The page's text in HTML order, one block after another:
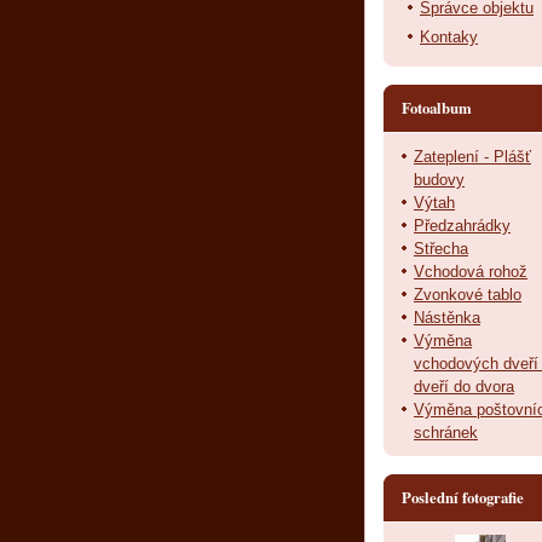
Správce objektu
Kontaky
Fotoalbum
Zateplení - Plášť
budovy
Výtah
Předzahrádky
Střecha
Vchodová rohož
Zvonkové tablo
Nástěnka
Výměna
vchodových dveří
dveří do dvora
Výměna
schránek
Poslední fotografie